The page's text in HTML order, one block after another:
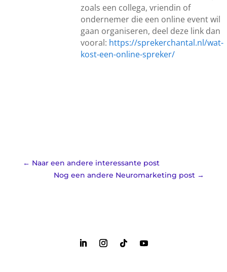
zoals een collega, vriendin of
ondernemer die een online event wil
gaan organiseren, deel deze link dan
vooral: https://sprekerchantal.nl/wat-
kost-een-online-spreker/
← Naar een andere interessante post
Nog een andere Neuromarketing post →